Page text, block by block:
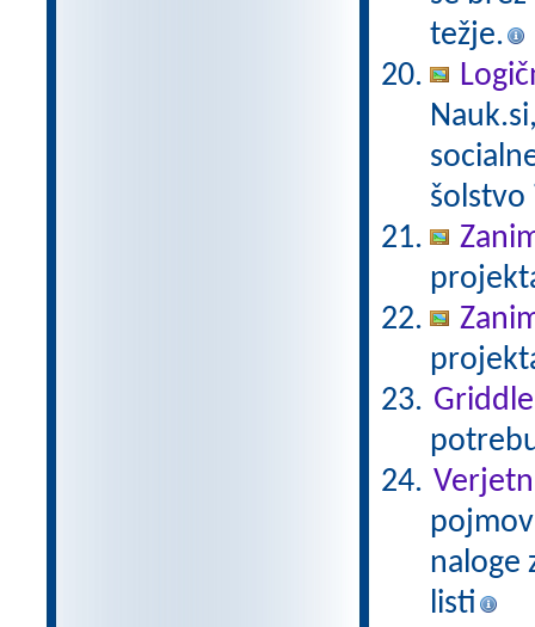
težje.
šolstvo
naloge
listi